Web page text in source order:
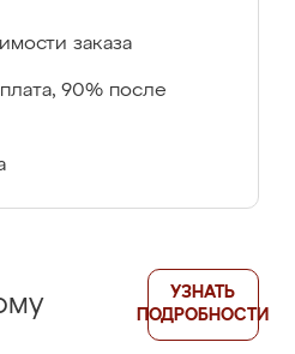
заказа
90% после
УЗНАТЬ
ПОДРОБНОСТИ